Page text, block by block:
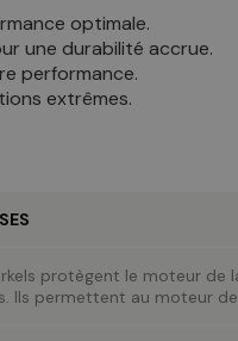
optimale.
une durabilité accrue.
performance.
extrêmes.
protègent le moteur de
Ils permettent au moteur